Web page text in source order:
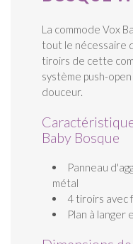
La commode Vox
tout le nécessaire
tiroirs de cette
système push-
douceur.
Baby Bosque
Panneau
métal
4 tiroirs avec
Plan à langer